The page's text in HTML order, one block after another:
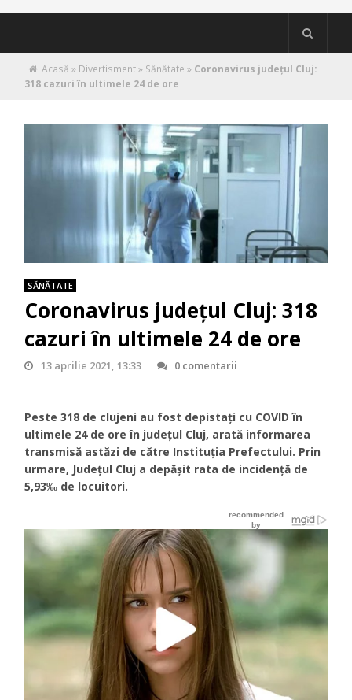
Acasă » Divertisment» Sănătate » Coronavirus județul Cluj:
318 cazuri în ultimele 24 de ore
SĂNĂTATE
Coronavirus județul Cluj: 318
cazuri în ultimele 24 de ore
13 aprilie 2021, 13:33 0 comentarii
Peste 318 de clujeni au fost depistați cu COVID în
ultimele 24 de ore în județul Cluj, arată informarea
transmisă astăzi de către Instituția Prefectului. Prin
urmare, Județul Cluj a depășit rata de incidență de
5,93‰ de locuitori.